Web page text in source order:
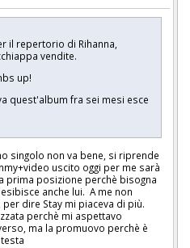
il repertorio di Rihanna,
vendite.
up!
quest'album fra sei mesi esce
singolo non va bene, si riprende
uscito oggi per me sarà
prima posizione perchè bisogna
anche lui. A me non
dire Stay mi piaceva di più.
perchè mi aspettavo
ma la promuovo perchè è